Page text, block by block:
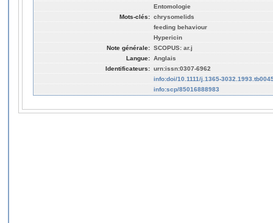
Entomologie
Mots-clés: chrysomelids
feeding behaviour
Hypericin
Note générale: SCOPUS: ar.j
Langue: Anglais
Identificateurs: urn:issn:0307-6962
info:doi/10.1111/j.1365-
info:scp/85016888983